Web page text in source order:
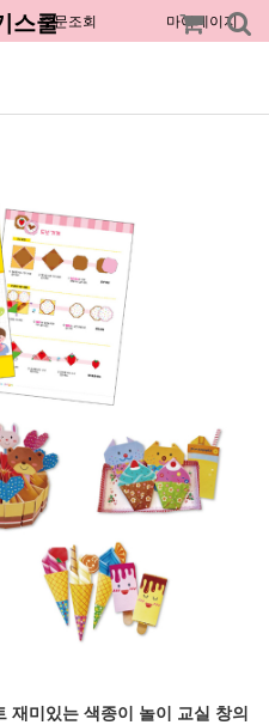
주문조회 마이페이지
스쿨
재미있는 색종이 놀이 교실 창의